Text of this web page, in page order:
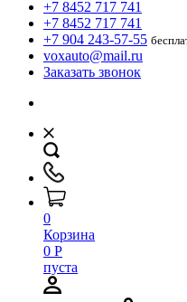
+7 8452 717 741
+7 8452 717 741
+7 904 243-57-55
voxauto@mail.ru
Заказать звонок
0
Корзина
0 Р
пуста